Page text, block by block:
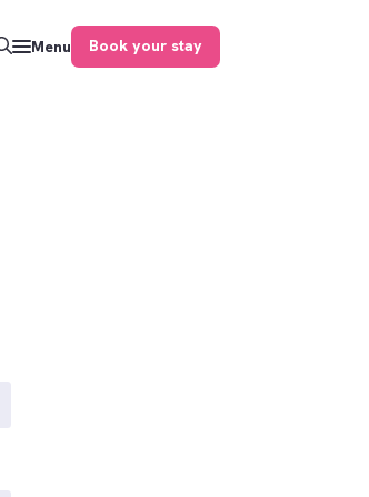
Menu Book your stay